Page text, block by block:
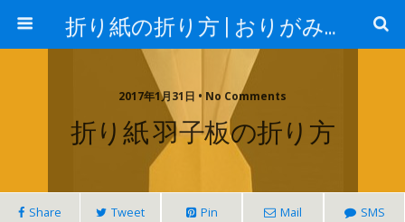
折り紙の折り方 | おりがみランド
2017年1月31日 • No Comments
折り紙 羽子板の折り方
Share Tweet Pin Mail SMS